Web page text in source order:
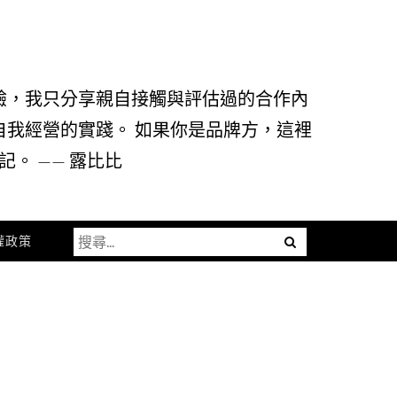
我只分享親自接觸與評估過的合作內
經營的實踐。 如果你是品牌方，這裡
。 —— 露比比
政策 Menu
搜
尋